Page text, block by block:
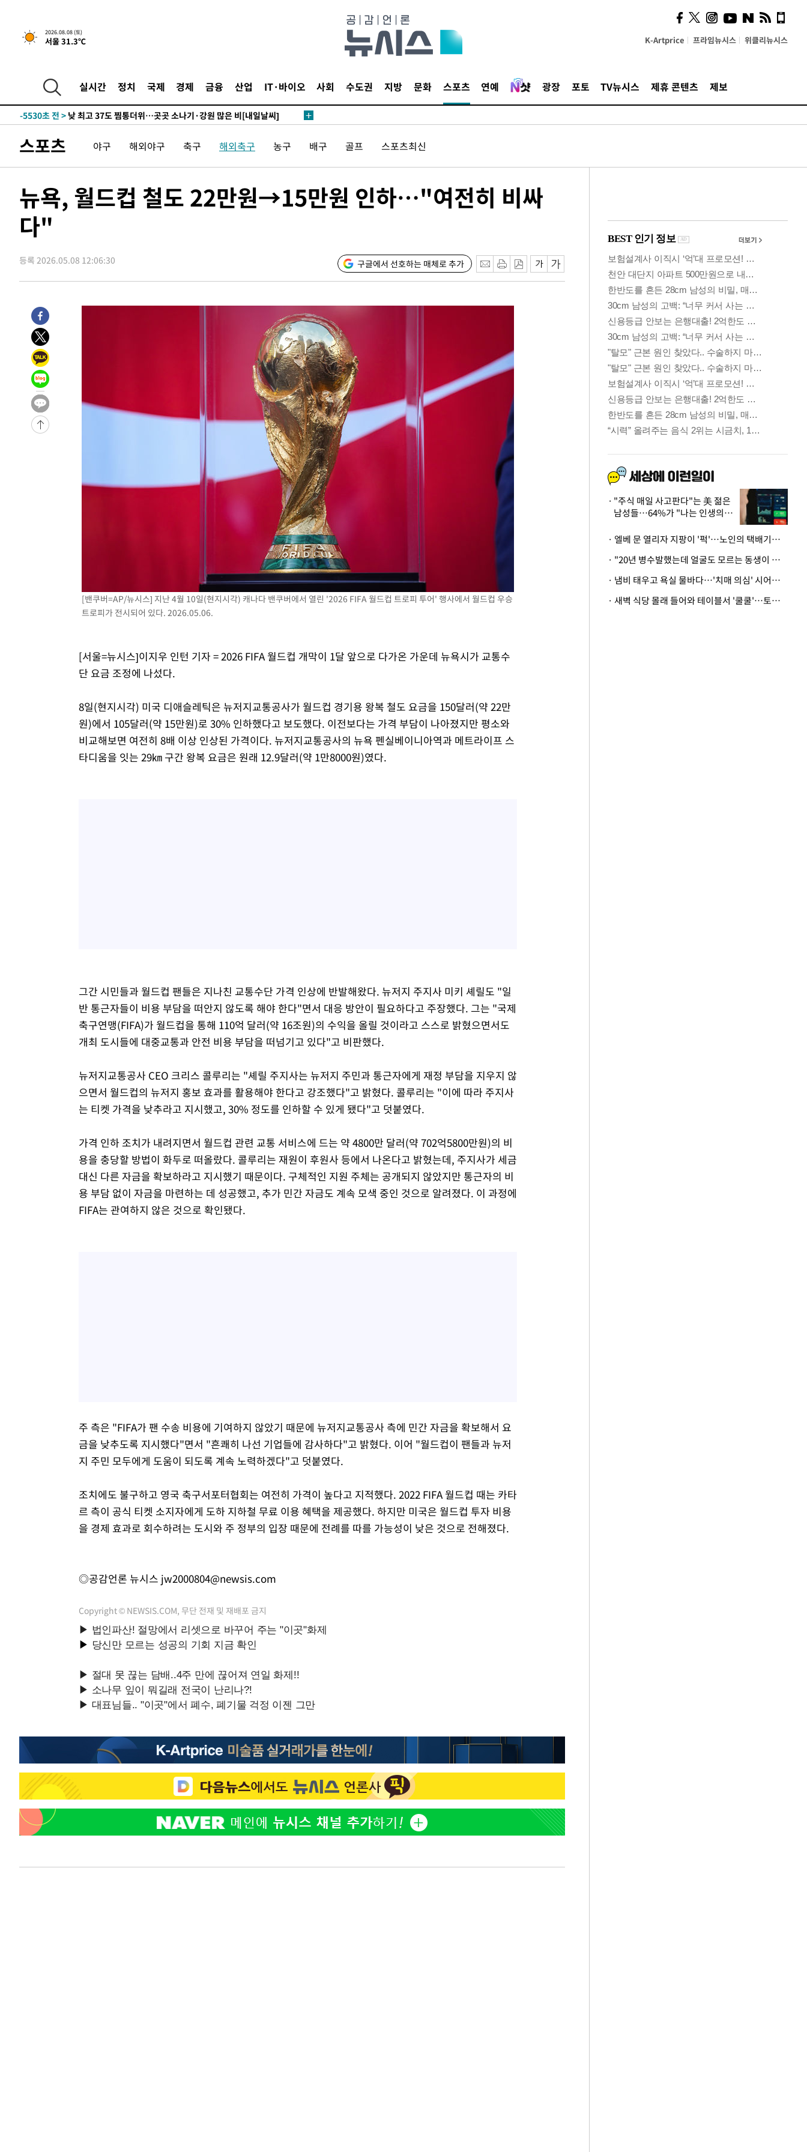
2026.08.08 (토)
서울 31.3℃ K-Artprice 프라임뉴시스 위클리뉴시스
실시간 정치 국제 경제 금융 산업 IT·바이오 사회 수도권 지방 문화 스포츠 연예 광장 포토 TV뉴시스 제휴 콘텐츠 제보
↓-16979초 전 >[속보]이 대통령 "부동산 공급 기존 사고방식 매달리지 말고 과감히
실천"
-16064초 전 >이란, "오만과 '중앙 단일 루트' 합의…북쪽 인바운드·남쪽 아웃바
-7596초 전 >
[속보]이 대통령, '호우피해' 안동·의성 관할 4개 면 특별재난지역 선
-7559초 전 >
갈 수도
-5530초 전 > 낮 최고 37도 찜통더위…곳곳 소나기·강원 많은 비[내일날씨]
응"
-692초 전 >여자배구 이재영·이다영 자매, 아제르바이잔 투란VC 입단
55초 전 >외국인 심판 성 접대 7경기 들여다보니…한국 축구 '5승 2무'
6분 전 >[속보]코스피, 6200선 약보합…0.60% 내린 6258.77에 마쳐
6분 전 >[속보]원·달러 환율, 7.7원 내린 1416.1원 마감
8분 전 >
1시간 전 >외신들도 주목한 韓축구 파문…"국민적 공분에 수사 재개"
1시간 전 >11시간 압수수색에 성접대 파문까지…'쑥대밭' 된 축구협회
후임
-24549초 전 >
이강인, 폭염 속 AT마드리드 첫 훈련…80명 식사 대접까지(종합)
-21688초 전 >
미 사업체 일자리, 7월에 2.3만개 순감하고 그 전 2개월 10.3만개
하향수정 (2보)
-21136초 전 >
[속보] 미 사업체, 일자리 7월에 2.3만 개 줄어…실업률은 4.1%로
-16999초 전 >
[속보]이 대통령 "부동산 공급 기존 사고방식 매달리지 말고 과감히
실천"
-16084초 전 >
이란, "오만과 '중앙 단일 루트' 합의…북쪽 인바운드·남쪽 아웃바
운드는 임시"
-7652초 전 >
"낮 기온 소폭 하락"…수도권 폭염중대경보, 폭염경보로 하향
-7616초 전 >
[속보]이 대통령, '호우피해' 안동·의성 관할 4개 면 특별재난지역 선
-7579초 전 >
[단독]중수청 지원 검사들, 정원 초과 시 낮은 계급 임용…희망지 못
낮 최고 37도 찜통더위…곳곳 소나기·강원 많은 비[내일날씨]
SK하이닉스, 용인·청주 팹에 54조 투자…"AI 메모리 수요 선제 대
여자배구 이재영·이다영 자매, 아제르바이잔 투란VC 입단
[속보]코스피, 6200선 약보합…0.60% 내린 6258.77에 마쳐
[속보]종합특검, '계엄 수용공간 확보' 신용해 前교정본부장 기소
외신들도 주목한 韓축구 파문…"국민적 공분에 수사 재개"
11시간 압수수색에 성접대 파문까지…'쑥대밭' 된 축구협회
스포츠 야구 해외야구 축구 해외축구 농구 배구 골프 스포츠최신
뉴욕, 월드컵 철도 22만원→15만원 인하…"여전히 비싸
다"
등록 2026.05.08 12:06:30 구글에서 선호하는 매체로 추가
[밴쿠버=AP/뉴시스] 지난 4월 10일(현지시각) 캐나다 밴쿠버에서 열린 '2026 FIFA 월드컵 트로피 투어' 행사에서 월드컵 우승
트로피가 전시되어 있다. 2026.05.06.
[서울=뉴시스]이지우 인턴 기자 = 2026 FIFA 월드컵 개막이 1달 앞으로 다가온 가운데 뉴욕시가 교통수
단 요금 조정에 나섰다.
8일(현지시각) 미국 디애슬레틱은 뉴저지교통공사가 월드컵 경기용 왕복 철도 요금을 150달러(약 22만
원)에서 105달러(약 15만원)로 30% 인하했다고 보도했다. 이전보다는 가격 부담이 나아졌지만 평소와
비교해보면 여전히 8배 이상 인상된 가격이다. 뉴저지교통공사의 뉴욕 펜실베이니아역과 메트라이프 스
타디움을 잇는 29㎞ 구간 왕복 요금은 원래 12.9달러(약 1만8000원)였다.
그간 시민들과 월드컵 팬들은 지나친 교통수단 가격 인상에 반발해왔다. 뉴저지 주지사 미키 셰릴도 "일
반 통근자들이 비용 부담을 떠안지 않도록 해야 한다"면서 대응 방안이 필요하다고 주장했다. 그는 "국제
축구연맹(FIFA)가 월드컵을 통해 110억 달러(약 16조원)의 수익을 올릴 것이라고 스스로 밝혔으면서도
개최 도시들에 대중교통과 안전 비용 부담을 떠넘기고 있다"고 비판했다.
뉴저지교통공사 CEO 크리스 콜루리는 "셰릴 주지사는 뉴저지 주민과 통근자에게 재정 부담을 지우지 않
으면서 월드컵의 뉴저지 홍보 효과를 활용해야 한다고 강조했다"고 밝혔다. 콜루리는 "이에 따라 주지사
는 티켓 가격을 낮추라고 지시했고, 30% 정도를 인하할 수 있게 됐다"고 덧붙였다.
가격 인하 조치가 내려지면서 월드컵 관련 교통 서비스에 드는 약 4800만 달러(약 702억5800만원)의 비
용을 충당할 방법이 화두로 떠올랐다. 콜루리는 재원이 후원사 등에서 나온다고 밝혔는데, 주지사가 세금
대신 다른 자금을 확보하라고 지시했기 때문이다. 구체적인 지원 주체는 공개되지 않았지만 통근자의 비
용 부담 없이 자금을 마련하는 데 성공했고, 추가 민간 자금도 계속 모색 중인 것으로 알려졌다. 이 과정에
FIFA는 관여하지 않은 것으로 확인됐다.
주 측은 "FIFA가 팬 수송 비용에 기여하지 않았기 때문에 뉴저지교통공사 측에 민간 자금을 확보해서 요
금을 낮추도록 지시했다"면서 "흔쾌히 나선 기업들에 감사하다"고 밝혔다. 이어 "월드컵이 팬들과 뉴저
지 주민 모두에게 도움이 되도록 계속 노력하겠다"고 덧붙였다.
조치에도 불구하고 영국 축구서포터협회는 여전히 가격이 높다고 지적했다. 2022 FIFA 월드컵 때는 카타
르 측이 공식 티켓 소지자에게 도하 지하철 무료 이용 혜택을 제공했다. 하지만 미국은 월드컵 투자 비용
을 경제 효과로 회수하려는 도시와 주 정부의 입장 때문에 전례를 따를 가능성이 낮은 것으로 전해졌다.
◎공감언론 뉴시스 jw2000804@newsis.com
Copyright © NEWSIS.COM, 무단 전재 및 재배포 금지
시, 스마트폰 액세서리에
NFC 더했다
"주식 매일 사고판다"는 美 젊은
남성들…64%가 "나는 인생의
· 엘베 문 열리자 지팡이 '퍽'…노인의 택배기사 폭행 이유
· "20년 병수발했는데 얼굴도 모르는 동생이 유산 절반을"…배다른 형제 상속권 있을까
· 냄비 태우고 욕실 물바다…'치매 의심' 시어머니 검사 권유했다가 '날벼락'
· 새벽 식당 몰래 들어와 테이블서 '쿨쿨'…토사물 남기고 사라진 남성